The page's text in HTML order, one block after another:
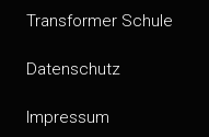
Transformer Schule
Datenschutz
Impressum